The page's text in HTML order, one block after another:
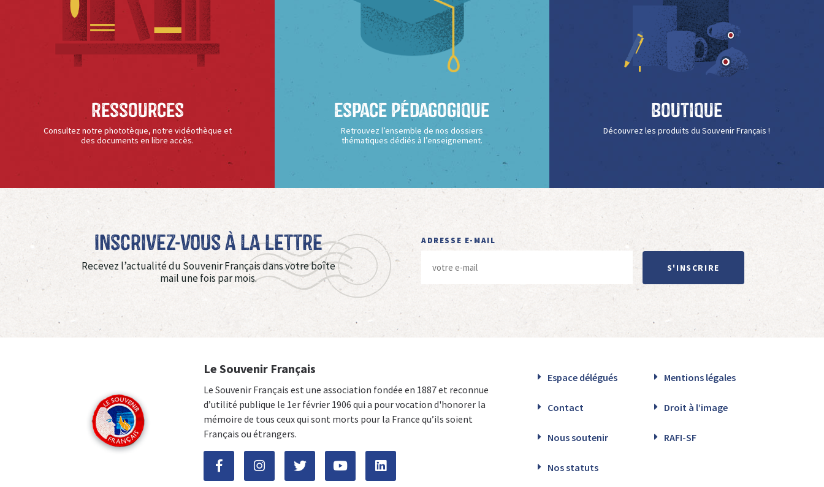
Ressources
Consultez notre phototèque, notre vidéothèque et
des documents en libre accès.
Espace Pédagogique
Retrouvez l’ensemble de nos dossiers
thématiques dédiés à l’enseignement.
Boutique
Découvrez les produits du Souvenir Français !
Inscrivez-vous à La Lettre
Recevez l’actualité du Souvenir Français dans votre boîte
mail une fois par mois.
ADRESSE E-MAIL
S'INSCRIRE
Le Souvenir Français
Le Souvenir Français est une association fondée en 1887 et reconnue
d’utilité publique le 1er février 1906 qui a pour vocation d'honorer la
mémoire de tous ceux qui sont morts pour la France qu’ils soient
Français ou étrangers.
Espace délégués Mentions légales
Contact Droit à l’image
Nous soutenir RAFI-SF
Nos statuts